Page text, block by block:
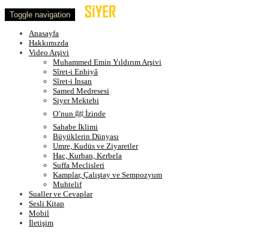
Toggle navigation
Anasayfa
Hakkımızda
Video Arşivi
Muhammed Emin Yıldırım Arşivi
Sîret-i Enbiyâ
Sîret-i İnsan
Samed Medresesi
Siyer Mektebi
O’nun ﷺ İzinde
Sahabe İklimi
Büyüklerin Dünyası
Umre, Kudüs ve Ziyaretler
Hac, Kurban, Kerbela
Suffa Meclisleri
Kamplar, Çalıştay ve Sempozyum
Muhtelif
Sualler ve Cevaplar
Sesli Kitap
Mobil
İletişim